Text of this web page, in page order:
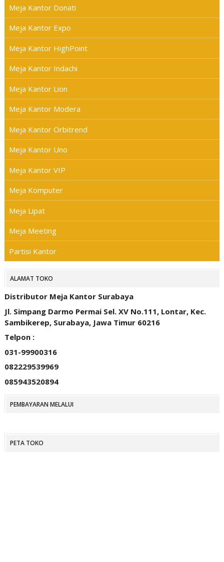
Meja Kantor Donati
Meja Kantor Expo
Meja Kantor HighPoint
Meja Kantor Indachi
Meja Kantor Lion
Meja Kantor Modera
Meja Kantor Orbitrend
Meja Kantor Uno
Meja Kantor VIP
Meja Komputer
Meja Lipat
Meja Meeting
Partisi Kantor
ALAMAT TOKO
Distributor Meja Kantor Surabaya
Jl. Simpang Darmo Permai Sel. XV No.111, Lontar, Kec.
Sambikerep, Surabaya, Jawa Timur 60216
Telpon :
031-99900316
082229539969
085943520894
PEMBAYARAN MELALUI
PETA TOKO